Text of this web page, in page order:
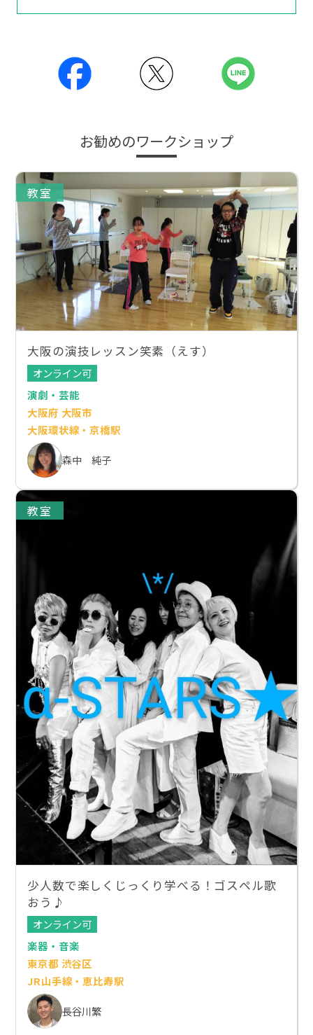
お勧めのワークショップ
教室
大阪の演技レッスン笑素（えす）
オンライン可
演劇・芸能
大阪府 大阪市
大阪環状線・京橋駅
森中 純子
教室
少人数で楽しくじっくり学べる！ゴスペル歌
おう♪
オンライン可
楽器・音楽
東京都 渋谷区
JR山手線・恵比寿駅
長谷川繁